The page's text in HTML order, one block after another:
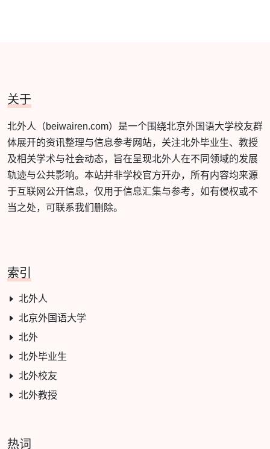
关于
北外人（beiwairen.com）是一个围绕北京外国语大学校友群
体展开的资讯整理与信息参考网站，关注北外毕业生、教授
及相关学术与社会动态，旨在呈现北外人在不同领域的发展
轨迹与公共影响。本站并非学校官方开办，所有内容均来源
于互联网公开信息，仅用于信息汇集与参考，如有侵权或不
当之处，可联系我们删除。
索引
北外人
北京外国语大学
北外
北外毕业生
北外校友
北外教授
热词